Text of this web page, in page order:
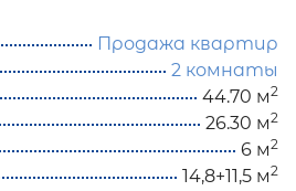
Продажа квартир
2 комнаты
44.70 м2
26.30 м2
6 м2
14,8+11,5 м2